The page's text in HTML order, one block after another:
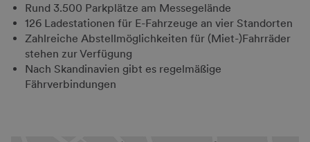
Rund 3.500 Parkplätze am Messegelände
126 Ladestationen für E-Fahrzeuge an vier Standorten
Zahlreiche Abstellmöglichkeiten für (Miet-)Fahrräder
stehen zur Verfügung
Nach Skandinavien gibt es regelmäßige
Fährverbindungen